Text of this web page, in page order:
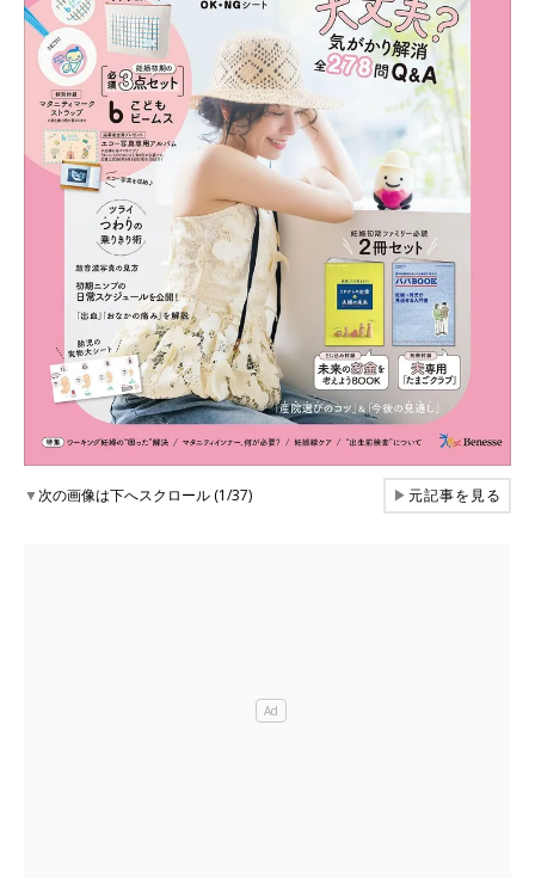
▼次の画像は下へスクロール (1/37) ▶元記事を見る